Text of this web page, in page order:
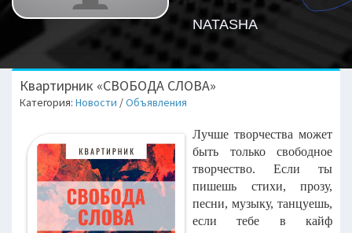
NATASHA
Квартирник «СВОБОДА СЛОВА»
Категория: Новости /Объявления
Лучше творчества может
быть только свободное
творчество. Если ты
пишешь стихи, прозу,
песни, музыку, танцуешь,
если тебе в кайф